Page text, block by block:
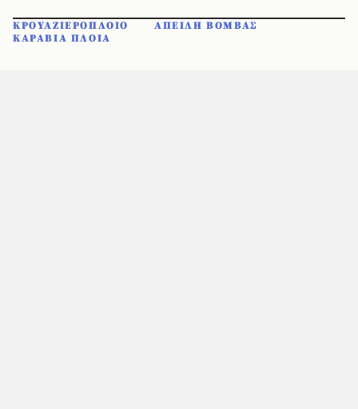
ΚΡΟΥΑΖΙΕΡΟΠΛΟΙΟ
ΑΠΕΙΛΗ ΒΟΜΒΑΣ
ΚΑΡΑΒΙΑ ΠΛΟΙΑ